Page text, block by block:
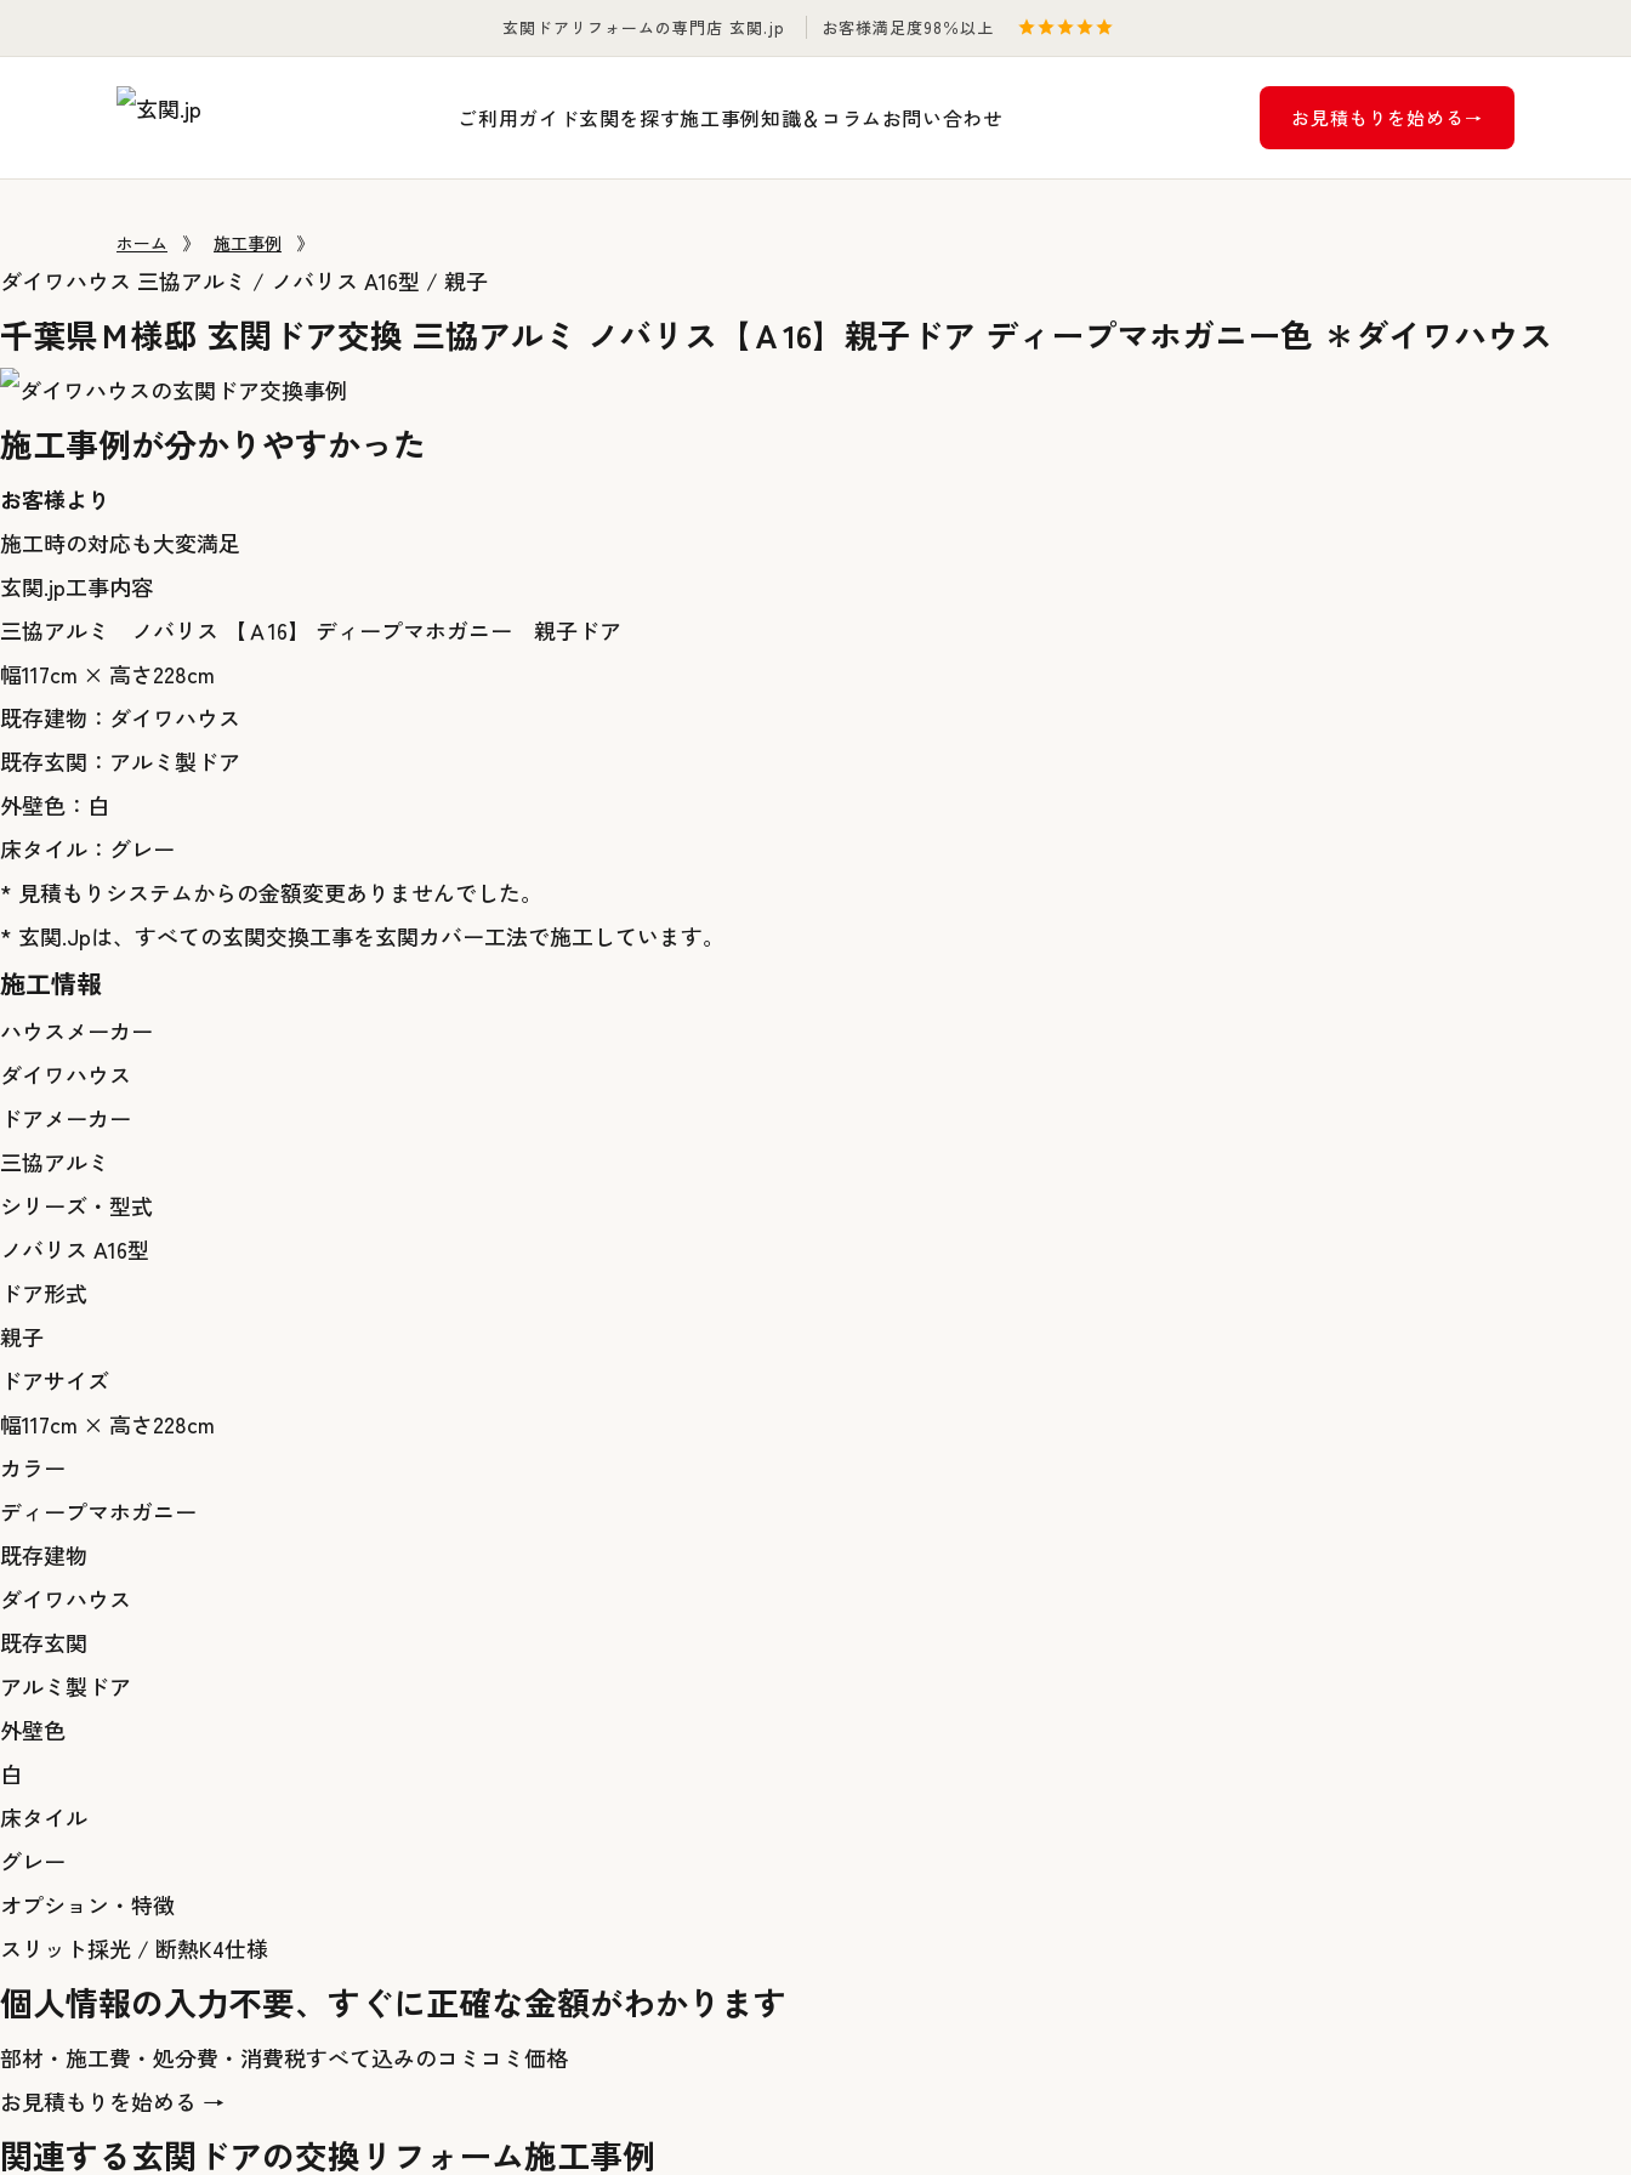
玄関ドアリフォームの専門店 玄関.jp お客様満足度98％以上
ご利用ガイド玄関を探す施工事例知識＆コラムお問い合わせ お見積もりを始める
ホーム 》 施工事例 》
ダイワハウス 三協アルミ / ノバリス A16型 / 親子
千葉県Ｍ様邸 玄関ドア交換 三協アルミ ノバリス【Ａ16】親子ドア ディープマホガニー色 ＊ダイワハウス
施工事例が分かりやすかった
お客様より
施工時の対応も大変満足
玄関.jp工事内容
三協アルミ ノバリス 【Ａ16】 ディープマホガニー 親子ドア
幅117cm × 高さ228cm
既存建物：ダイワハウス
既存玄関：アルミ製ドア
外壁色：白
床タイル：グレー
* 見積もりシステムからの金額変更ありませんでした。
* 玄関.Jpは、すべての玄関交換工事を玄関カバー工法で施工しています。
施工情報
ハウスメーカー
ダイワハウス
ドアメーカー
三協アルミ
シリーズ・型式
ノバリス A16型
ドア形式
親子
ドアサイズ
幅117cm × 高さ228cm
カラー
ディープマホガニー
既存建物
ダイワハウス
既存玄関
アルミ製ドア
外壁色
白
床タイル
グレー
オプション・特徴
スリット採光 / 断熱K4仕様
個人情報の入力不要、すぐに正確な金額がわかります
部材・施工費・処分費・消費税すべて込みのコミコミ価格
お見積もりを始める →
関連する玄関ドアの交換リフォーム施工事例